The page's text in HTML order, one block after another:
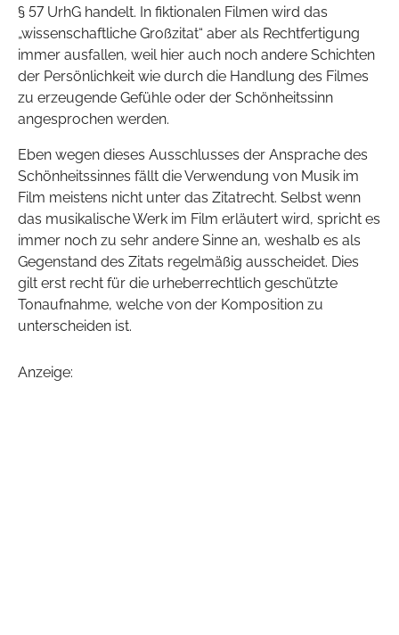
§ 57 UrhG handelt. In fiktionalen Filmen wird das
„wissenschaftliche Großzitat“ aber als Rechtfertigung
immer ausfallen, weil hier auch noch andere Schichten
der Persönlichkeit wie durch die Handlung des Filmes
zu erzeugende Gefühle oder der Schönheitssinn
angesprochen werden.
Eben wegen dieses Ausschlusses der Ansprache des
Schönheitssinnes fällt die Verwendung von Musik im
Film meistens nicht unter das Zitatrecht. Selbst wenn
das musikalische Werk im Film erläutert wird, spricht es
immer noch zu sehr andere Sinne an, weshalb es als
Gegenstand des Zitats regelmäßig ausscheidet. Dies
gilt erst recht für die urheberrechtlich geschützte
Tonaufnahme, welche von der Komposition zu
unterscheiden ist.
Anzeige: